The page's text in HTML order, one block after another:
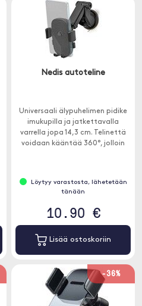
Nedis autoteline
Universaali älypuhelimen pidike
imukupilla ja jatkettavalla
varrella jopa 14,3 cm. Telinettä
voidaan kääntää 360°, jolloin
navigointiin.
Löytyy varastosta, lähetetään
tänään
10.90 €
Lisää ostoskoriin
-36%